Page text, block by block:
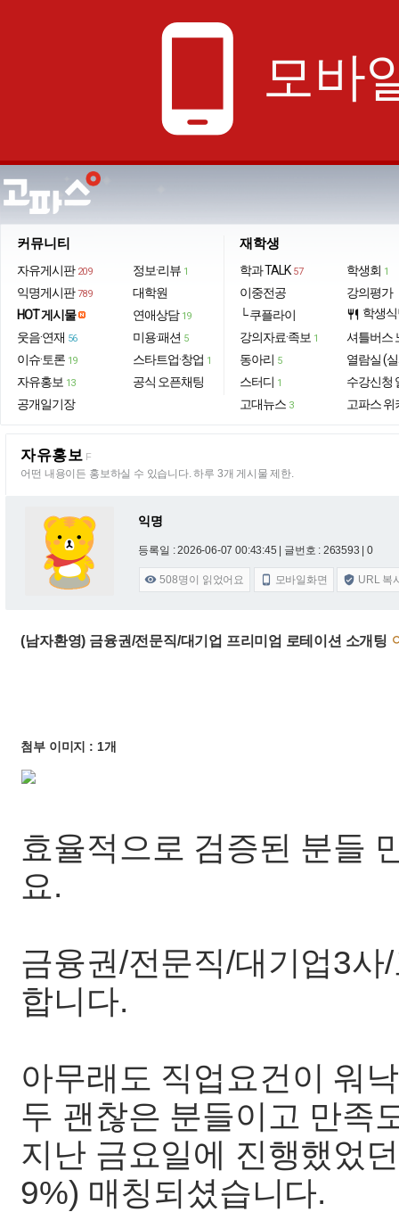
phone_android 모바
커뮤니티
자유게시판 209
익명게시판 789
HOT 게시물
웃음·연재 56
이슈·토론 19
자유홍보 13
공개일기장
정보·리뷰 1
대학원
연애상담 19
미용·패션 5
스타트업·창업 1
공식 오픈채팅
재학생
학과 TALK 57
이중전공
└ 쿠플라이
강의자료·족보 1
동아리 5
스터디 1
고대뉴스 3
학생회 1
강의평가
restaurant 학생
셔틀버스
열람실 (
수강신청
고파스 위
자유홍보 F
어떤 내용이든 홍보하실 수 있습니다. 하루 3개 게시물 제한.
익명
등록일 : 2026-06-07 00:43:45 | 글번호 : 263593 | 0
 508명이 읽었어요  모바일화면  URL 복
(남자환영) 금융권/전문직/대기업 프리미엄 로테이션 소개팅
첨부 이미지 : 1개
효율적으로 검증된 분들
요.
금융권/전문직/대기업3
합니다.
아무래도 직업요건이 워
두 괜찮은 분들이고 만족
지난 금요일에 진행했었
9%) 매칭되셨습니다.